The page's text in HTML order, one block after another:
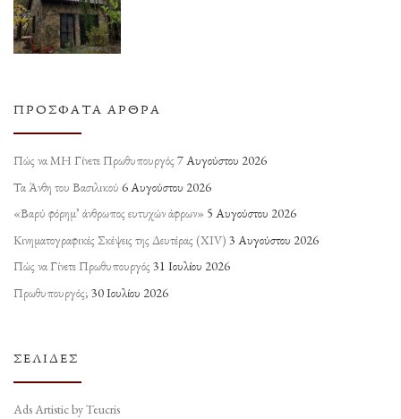
ΠΡΌΣΦΑΤΑ ΆΡΘΡΑ
Πώς να ΜΗ Γίνετε Πρωθυπουργός 7 Αυγούστου 2026
Τα Άνθη του Βασιλικού 6 Αυγούστου 2026
«Βαρύ φόρημ’ άνθρωπος ευτυχών άφρων» 5 Αυγούστου 2026
Κινηματογραφικές Σκέψεις της Δευτέρας (ΧΙV) 3 Αυγούστου 2026
Πώς να Γίνετε Πρωθυπουργός 31 Ιουλίου 2026
Πρωθυπουργός; 30 Ιουλίου 2026
ΣΕΛΊΔΕΣ
Ads Artistic by Teucris